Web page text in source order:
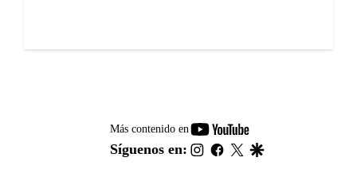
Más contenido en
youtube-
footer
Síguenos en: instagram
facebook
twitter